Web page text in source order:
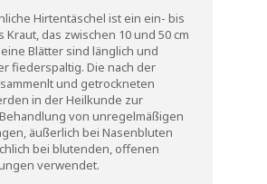
Kontakt
Hirtentäschel ist ein ein- bis
Kraut, das zwischen 10 und 50 cm
Blätter sind länglich und
fiederspaltig. Die nach der
und getrockneten
in der Heilkunde zur
von unregelmäßigen
äußerlich bei Nasenbluten
bei blutenden, offenen
verwendet.